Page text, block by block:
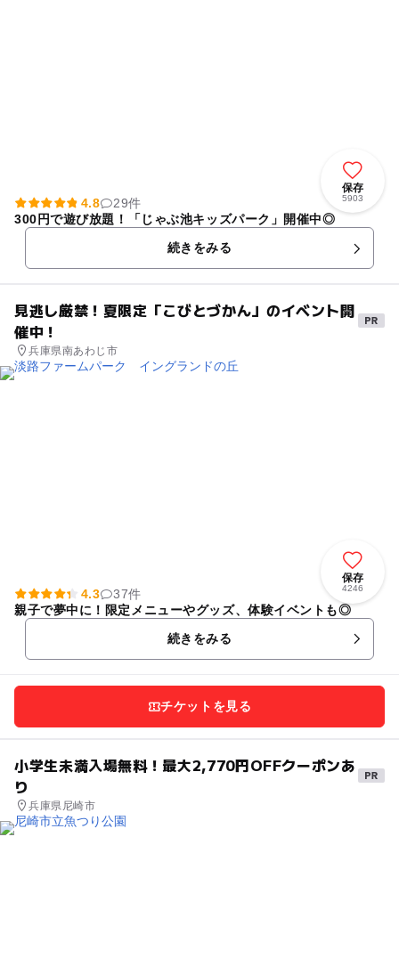
保存
5903
4.8
29件
300円で遊び放題！「じゃぶ池キッズパーク」開催中◎
続きをみる
見逃し厳禁！夏限定「こびとづかん」のイベント開
催中！
兵庫県南あわじ市
保存
4246
4.3
37件
親子で夢中に！限定メニューやグッズ、体験イベントも◎
続きをみる
チケットを見る
小学生未満入場無料！最大2,770円OFFクーポンあ
り
兵庫県尼崎市